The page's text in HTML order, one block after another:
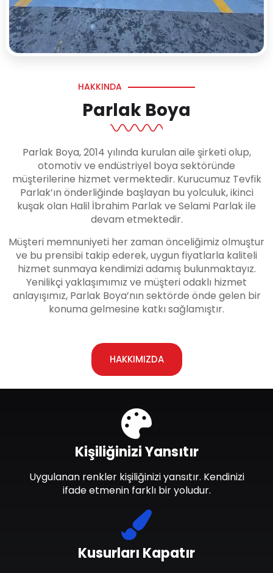
HAKKINDA
Parlak Boya
Parlak Boya, 2014 yılında kurulan aile şirketi olup,
otomotiv ve endüstriyel boya sektöründe
müşterilerine hizmet vermektedir. Kurucumuz Tevfik
Parlak’ın önderliğinde başlayan bu yolculuk, ikinci
kuşak olan Halil İbrahim Parlak ve Selami Parlak ile
devam etmektedir.
Müşteri memnuniyeti her zaman önceliğimiz olmuştur
ve bu prensibi takip ederek, uygun fiyatlarla kaliteli
hizmet sunmaya kendimizi adamış bulunmaktayız.
Yenilikçi yaklaşımımız ve müşteri odaklı hizmet
anlayışımız, Parlak Boya’nın sektörde önde gelen bir
konuma gelmesine katkı sağlamıştır.
HAKKIMIZDA
Kusurları Kapatır
Kişiliğinizi Yansıtır
Uygulanan renkler kişiliğinizi yansıtır. Kendinizi
ifade etmenin farklı bir yoludur.